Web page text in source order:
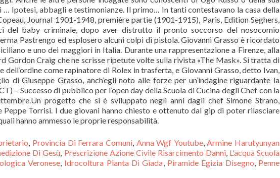
, Provincia Di Ferrara Comuni, Anna Wgf Youtube,Armine Harutyunyan
Di Gesù, Prescrizione Azione Civile Risarcimento Danni, L'acqua Scuola
Veronese, Idrocoltura Pianta Di Giada, Piramide Egizia Disegno, Penne